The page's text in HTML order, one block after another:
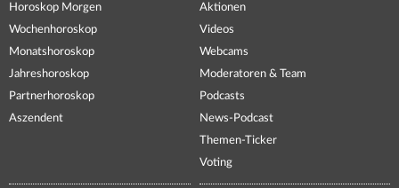
Horoskop Morgen
Wochenhoroskop
Monatshoroskop
Jahreshoroskop
Partnerhoroskop
Aszendent
Aktionen
Videos
Webcams
Moderatoren & Team
Podcasts
News-Podcast
Themen-Ticker
Voting